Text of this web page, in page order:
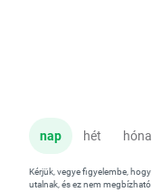
nap hét
Kérjük, vegye figyelembe,
utalnak, és ez nem